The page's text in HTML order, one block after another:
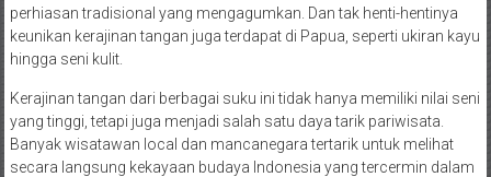
perhiasan tradisional yang mengagumkan. Dan tak henti-hentinya
keunikan kerajinan tangan juga terdapat di Papua, seperti ukiran kayu
hingga seni kulit.
Kerajinan tangan dari berbagai suku ini tidak hanya memiliki nilai seni
yang tinggi, tetapi juga menjadi salah satu daya tarik pariwisata.
Banyak wisatawan local dan mancanegara tertarik untuk melihat
secara langsung kekayaan budaya Indonesia yang tercermin dalam